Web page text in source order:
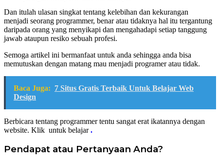
Dan itulah ulasan singkat tentang kelebihan dan kekurangan
menjadi seorang programmer, benar atau tidaknya hal itu tergantung
daripada orang yang menyikapi dan mengahadapi setiap tanggung
jawab ataupun resiko sebuah profesi.
Semoga artikel ini bermanfaat untuk anda sehingga anda bisa
memutuskan dengan matang mau menjadi programer atau tidak.
Baca Juga: 7 Situs Gratis Terbaik Untuk Belajar Web
Design
Berbicara tentang programmer tentu sangat erat ikatannya dengan
website. Klik untuk belajar.
Pendapat atau Pertanyaan Anda?